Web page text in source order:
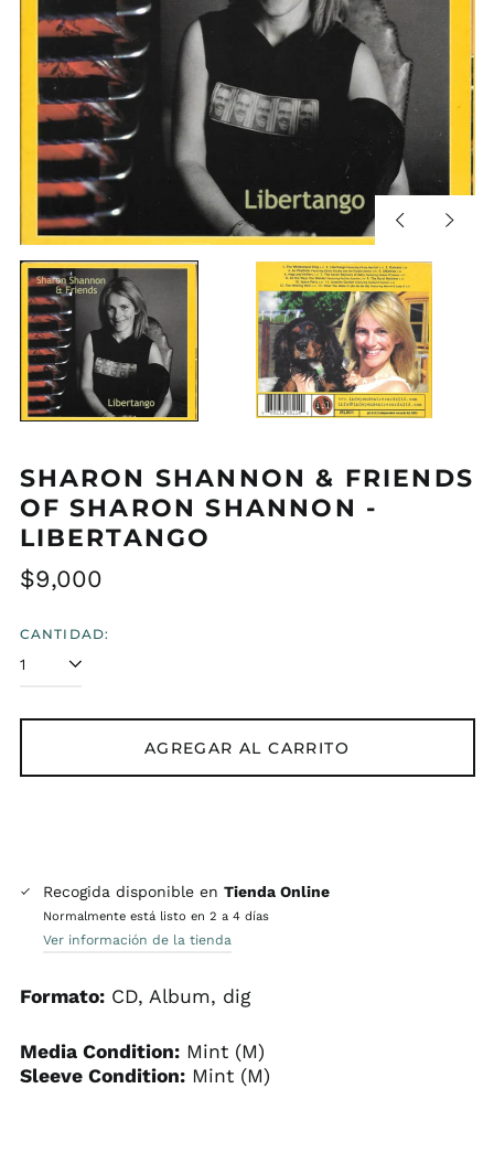
Diapositiva
SHARON SHANNON & FRIENDS
OF SHARON SHANNON -
LIBERTANGO
Precio
$9,000
CANTIDAD:
AGREGAR AL CARRITO
Recogida disponible en Tienda Online
Normalmente está listo en 2 a 4 días
Ver información de la tienda
Formato:CD, Album, dig
Media Condition:Mint (M)
Sleeve Condition:Mint (M)